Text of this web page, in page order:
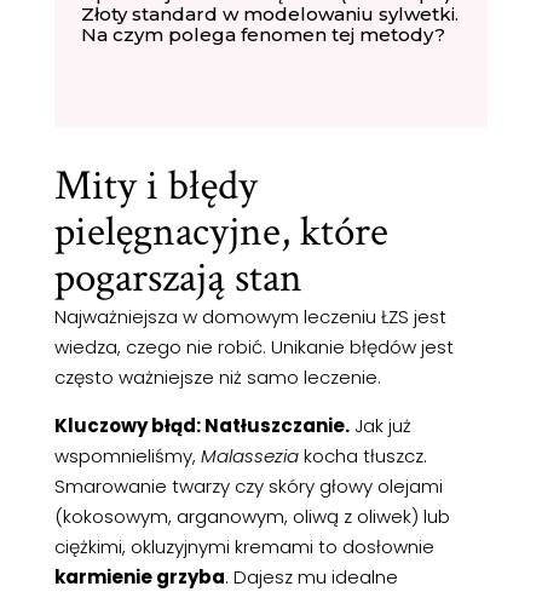
Złoty standard w modelowaniu sylwetki.
Na czym polega fenomen tej metody?
Mity i błędy
pielęgnacyjne, które
pogarszają stan
Najważniejsza w domowym leczeniu ŁZS jest
wiedza, czego nie robić. Unikanie błędów jest
często ważniejsze niż samo leczenie.
Kluczowy błąd: Natłuszczanie.Jak już
wspomnieliśmy, Malasseziakocha tłuszcz.
Smarowanie twarzy czy skóry głowy olejami
(kokosowym, arganowym, oliwą z oliwek) lub
ciężkimi, okluzyjnymi kremami to dosłownie
karmienie grzyba. Dajesz mu idealne